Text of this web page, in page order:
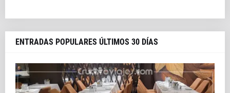
ENTRADAS POPULARES ÚLTIMOS 30 DÍAS